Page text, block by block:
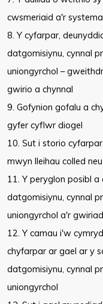
cwsmeriaid a'r
8. Y cyfarpar,
datgomisiynu, cynnal
uniongyrchol –
gwirio a chynnal
9. Gofynion gofalu a
gyfer cyflwr diogel
10. Sut i storio
mwyn lleihau colled
11. Y peryglon posibl
datgomisiynu, cynnal
uniongyrchol a'r
12. Y camau i'w
chyfarpar ar gael ar y
datgomisiynu, cynnal
uniongyrchol